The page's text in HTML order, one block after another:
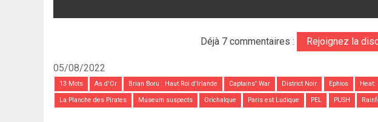
Déjà 7 commentaires : Rejoignez la
05/08/2022
13 Mots As d'Or Brian Boru : Haut Roi d'Irlande Captains' War District Noir Ephios Heat:
La Planche des Pirates Museum suspects Orichalque Paris est Ludique PEL PUSH